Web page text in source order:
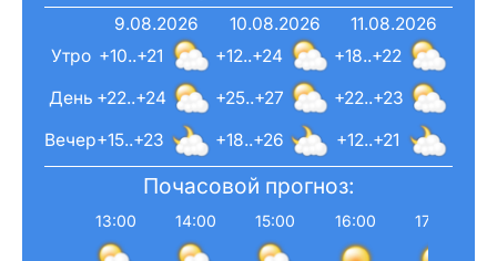
9.08.2026
+10..+21
+22..+24
+15..+23
10.08.2026
+12..+24
+25..+27
+18..+26
11.08.2026
+18..+22
+22..+23
+12..+21
Вечер
День
Утро
Почасовой прогноз:
13:00 14:00 15:00 16:00 17:00